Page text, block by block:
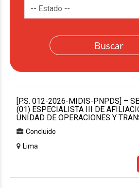
[P.S. 012-2026-MIDIS-PNPDS] –
(01) ESPECIALISTA III DE
UNIDAD DE OPERACIONES Y
Concluido
Lima